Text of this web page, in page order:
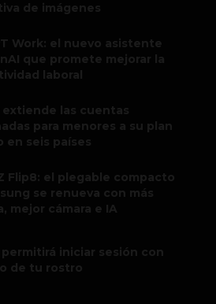
de imágenes
Work: el nuevo asistente
que promete mejorar la
laboral
las cuentas
para menores a su plan
en seis países
Flip8: el plegable compacto
se renueva con más
mejor cámara e IA
permitirá iniciar sesión con
de tu rostro